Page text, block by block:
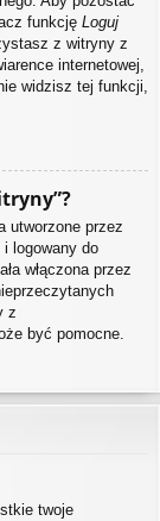
funkcję Loguj
z witryny z
internetowej,
widzisz tej funkcji,
utworzone przez
logowany do
włączona przez
z
być pomocne.
twoje